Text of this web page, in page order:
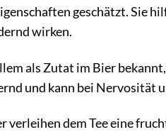
geschätzt. Sie
wirken.
als Zutat im Bier
und kann bei Nervosität
verleihen dem Tee eine